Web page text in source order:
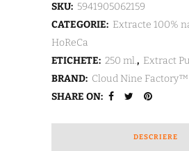
Portocale
(250
ml.)
SKU: 5941905062159
CATEGORIE: Extracte 100%
HoReCa
ETICHETE: 250 ml., Extract
BRAND: Cloud Nine Factory™
SHARE ON:
DESCRIERE